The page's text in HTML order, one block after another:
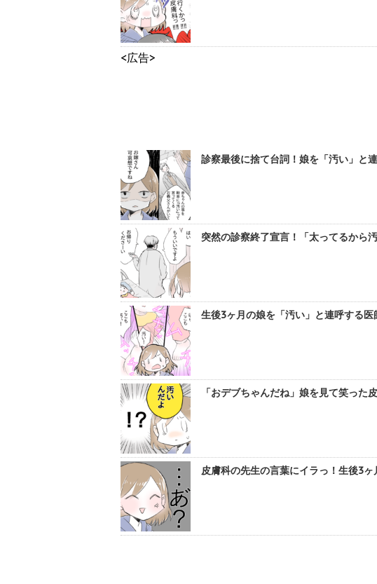
<広告>
診察最後に捨て台詞！娘を「汚い」と
突然の診察終了宣言！「太ってるから
生後3ヶ月の娘を「汚い」と連呼する
「おデブちゃんだね」娘を見て笑っ
皮膚科の先生の言葉にイラっ！生後3